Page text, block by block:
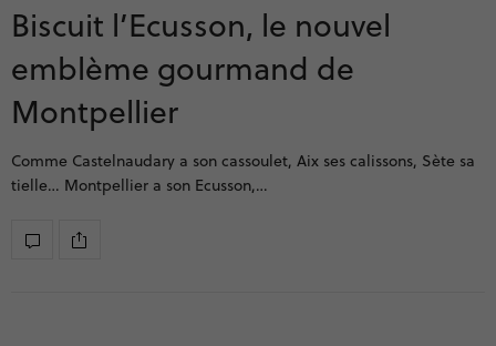
Biscuit l’Ecusson, le nouvel
emblème gourmand de
Montpellier
Comme Castelnaudary a son cassoulet, Aix ses calissons, Sète sa
tielle… Montpellier a son Ecusson,…